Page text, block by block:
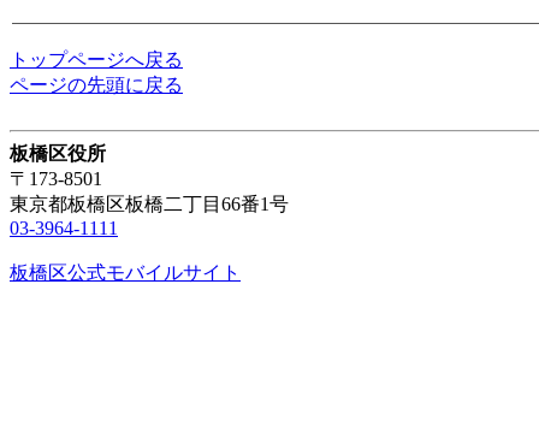
トップページへ戻る
ページの先頭に戻る
板橋区役所
〒173-8501
東京都板橋区板橋二丁目66番1号
03-3964-1111
板橋区公式モバイルサイト